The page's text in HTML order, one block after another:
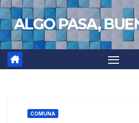
Saltar
al
contenido
ALGO PASA,
COMUNA